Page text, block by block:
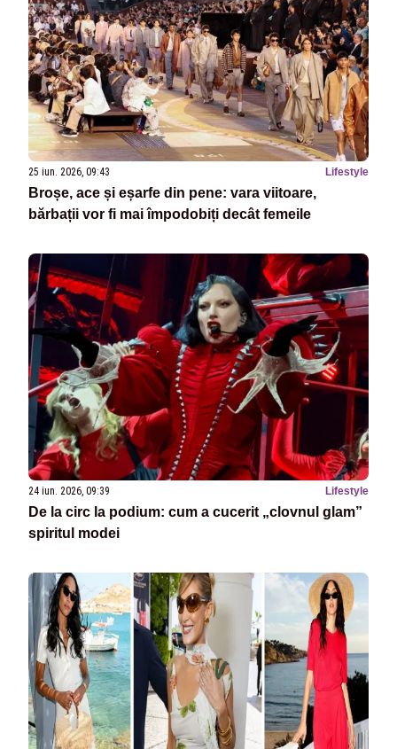
25 iun. 2026, 09:43 Lifestyle
Broșe, ace și eșarfe din pene: vara viitoare,
bărbații vor fi mai împodobiți decât femeile
24 iun. 2026, 09:39 Lifestyle
De la circ la podium: cum a cucerit „clovnul glam”
spiritul modei